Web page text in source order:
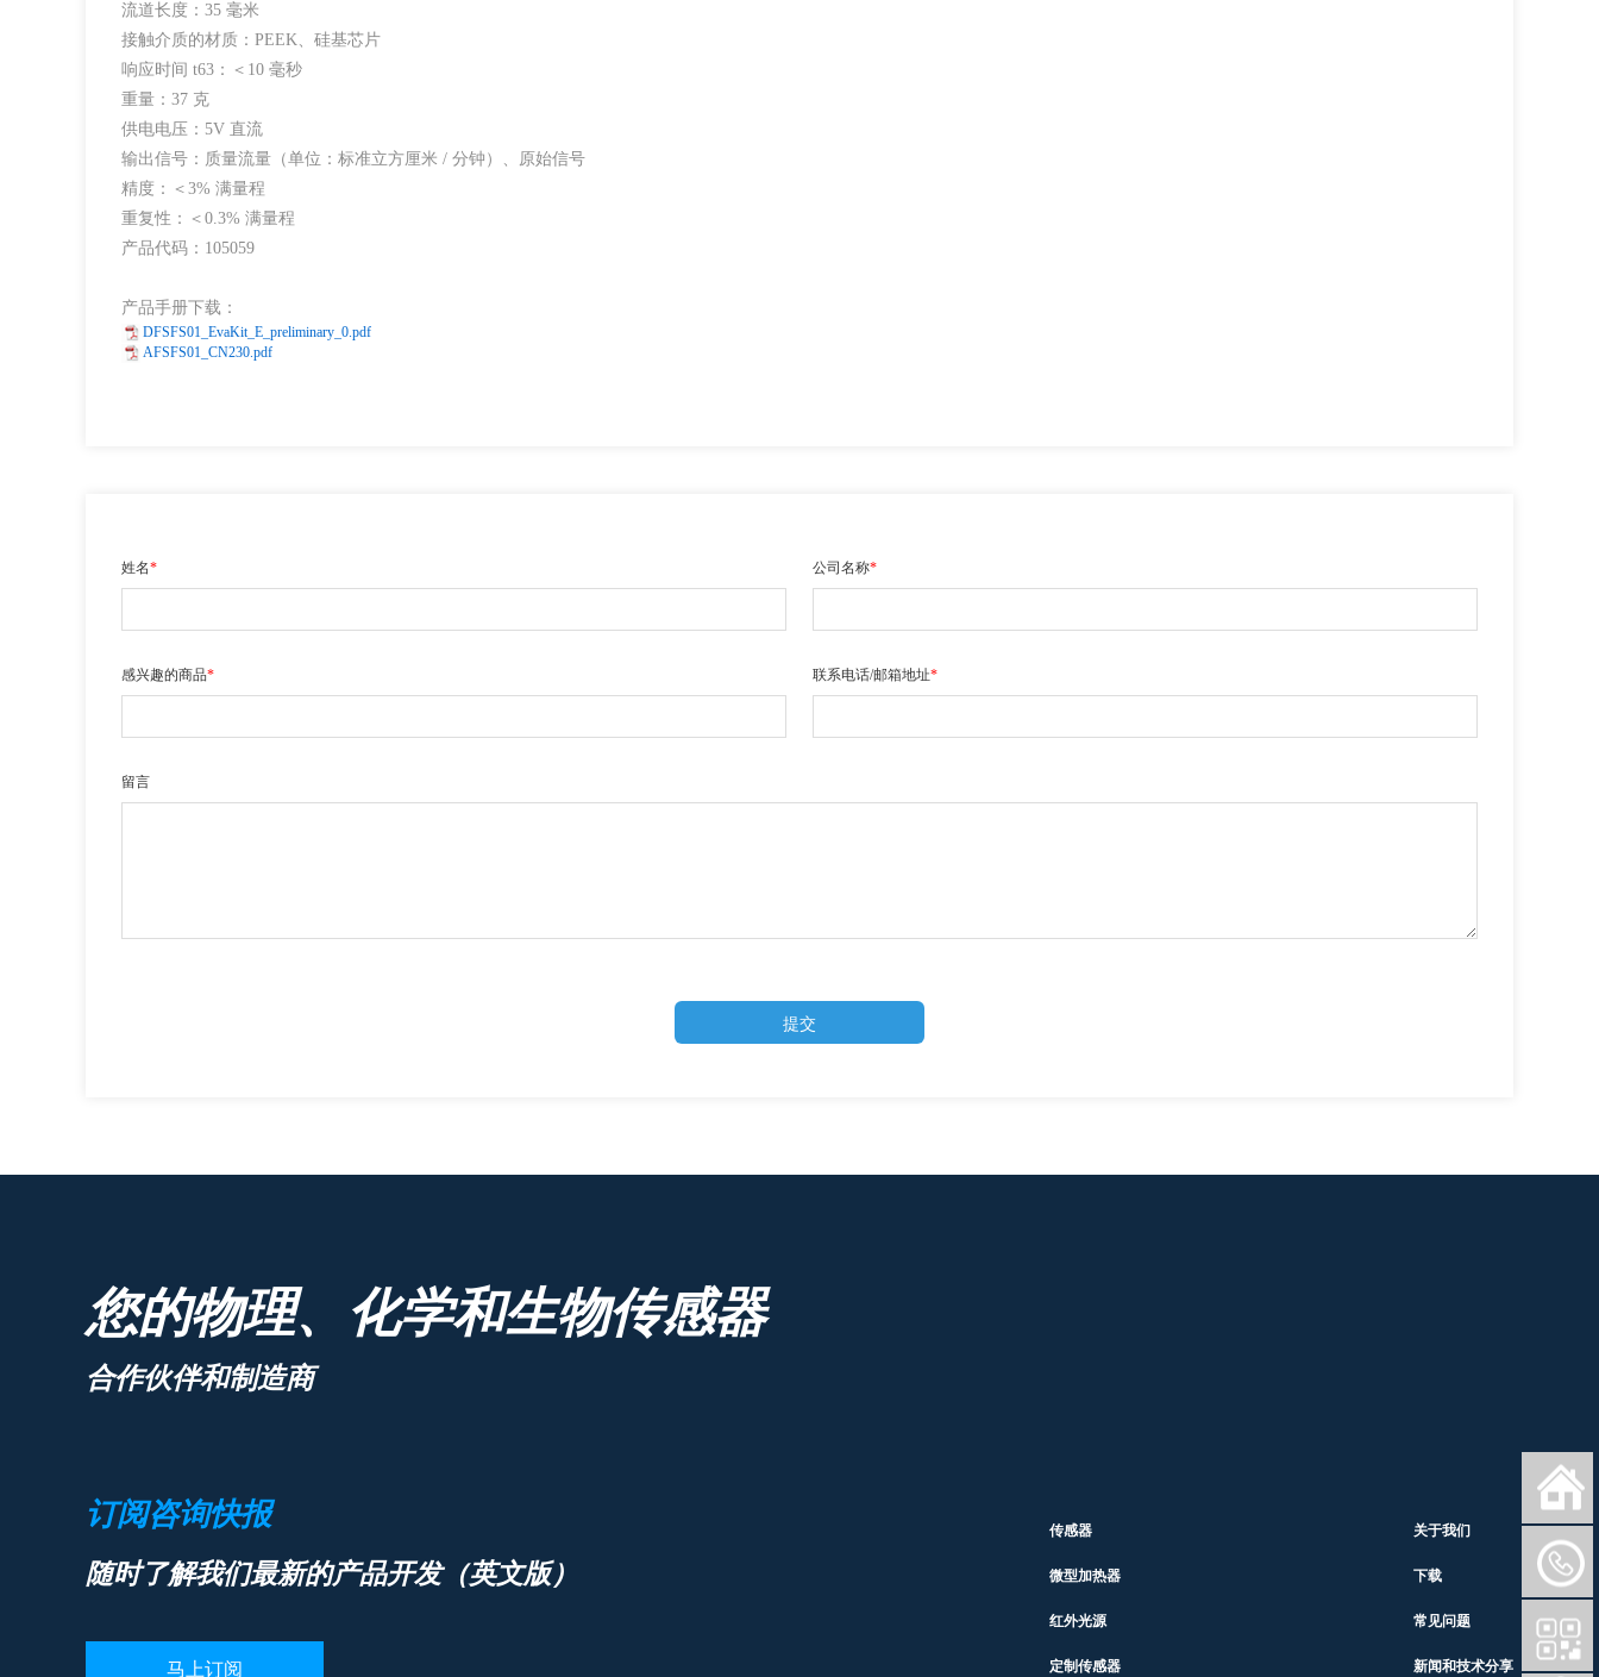
流道长度：35 毫米
接触介质的材质：PEEK、硅基芯片
响应时间 t63：＜10 毫秒
重量：37 克
供电电压：5V 直流
输出信号：质量流量（单位：标准立方厘米 / 分钟）、原始信号
精度：＜3% 满量程
重复性：＜0.3% 满量程
产品代码：105059
产品手册下载：
DFSFS01_EvaKit_E_preliminary_0.pdf
AFSFS01_CN230.pdf
姓名* 公司名称*
感兴趣的商品* 联系电话/邮箱地址*
留言
提交
您的物理、化学和生物传感器
合作伙伴和制造商
订阅咨询快报
随时了解我们最新的产品开发（英文版）
马上订阅
传感器
微型加热器
红外光源
定制传感器
关于我们
下载
常见问题
新闻和技术分享